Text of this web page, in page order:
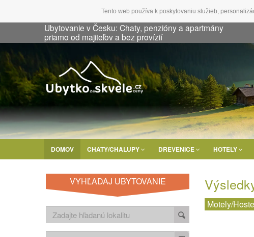
Tento web používa k poskytovaniu služieb,
Ubytovanie v Česku: Chaty, penzióny a apartmány
priamo od majiteľov a bez provízií
DOMOV CHATY/CHALUPY DREVENICE HOTELY
VYHĽADAJ UBYTOVANIE
Motely/